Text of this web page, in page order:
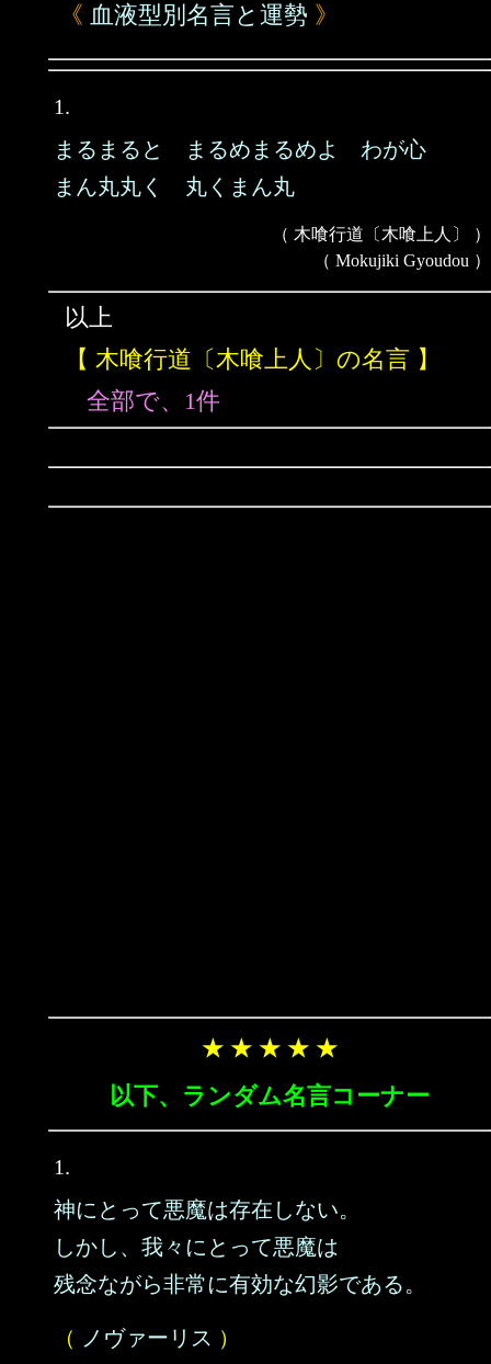
《 血液型別名言と運勢 》
1.
まるまると まるめまるめよ わが心
まん丸丸く 丸くまん丸
（ 木喰行道〔木喰上人〕 ）
（ Mokujiki Gyoudou ）
以上
【 木喰行道〔木喰上人〕の名言 】
全部で、1件
★ ★ ★ ★ ★
以下、ランダム名言コーナー
1.
神にとって悪魔は存在しない。
しかし、我々にとって悪魔は
残念ながら非常に有効な幻影である。
（ ノヴァーリス ）